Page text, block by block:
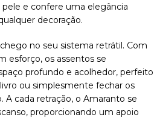
e confere uma elegância
decoração.
no seu sistema retrátil. Com
esforço, os assentos se
profundo e acolhedor, perfeito
ou simplesmente fechar os
cada retração, o Amaranto se
proporcionando um apoio